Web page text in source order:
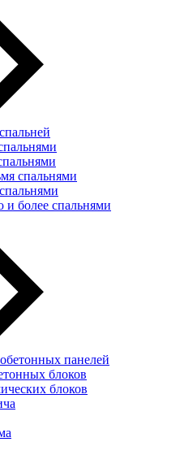
спальнями
и более спальнями
панелей
блоков
блоков